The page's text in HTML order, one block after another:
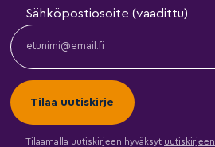
Sähköpostiosoite (vaadittu)
Tilaamalla uutiskirjeen hyväksyt uutiskirjeen